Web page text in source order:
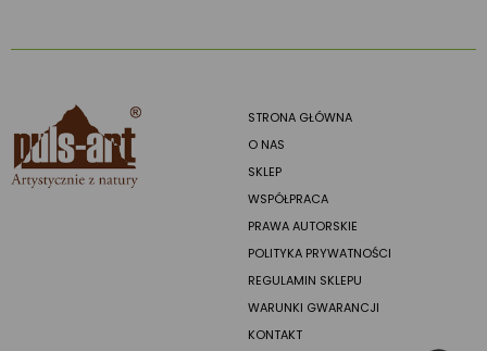
STRONA GŁÓWNA
O NAS
SKLEP
WSPÓŁPRACA
PRAWA AUTORSKIE
POLITYKA PRYWATNOŚCI
REGULAMIN SKLEPU
WARUNKI GWARANCJI
KONTAKT